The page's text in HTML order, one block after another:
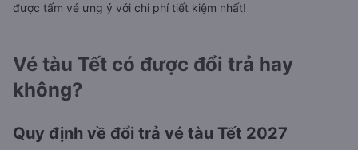
được tấm vé ưng ý với chi phí tiết kiệm nhất!
Vé tàu Tết có được đổi trả hay
không?
Quy định về đổi trả vé tàu Tết 2027